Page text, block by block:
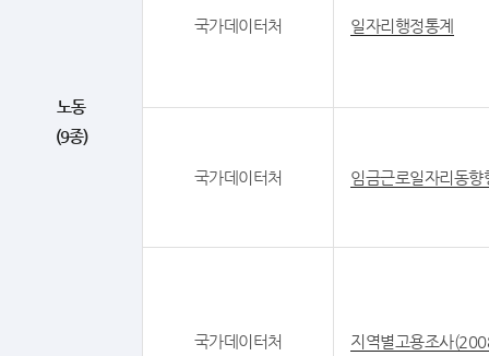
노동
(9종)
국가데이터처 일자리행정통계
국가데이터처 임금근로일자리동향
국가데이터처 지역별고용조사